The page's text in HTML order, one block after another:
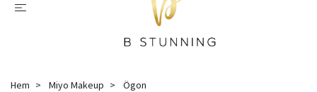
Hem Miyo Makeup
Ögon